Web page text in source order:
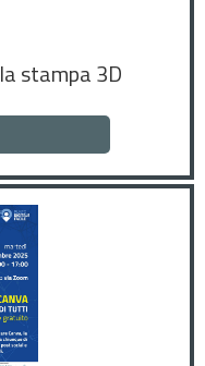
stampa 3D